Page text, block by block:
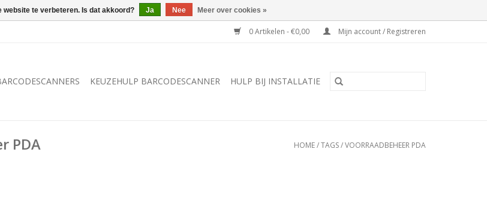
0 Artikelen - €0,00 Mijn account / Registreren
KEUZEHULP BARCODESCANNER HULP BIJ INSTALLATIE
PDA HOME/TAGS/VOORRAADBEHEER PDA
website te verbeteren. Is dat akkoord? Ja Nee Meer over cookies »